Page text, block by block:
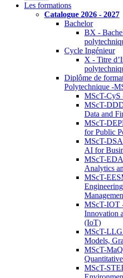
Les formations
Catalogue 2026 - 2027
Bachelor
BX -
Cycle Ingénieur
X - Titre
Diplôme de
Polytechnique -
MScT-CyS
MScT-
Data and
MScT-
for Public
MScT-
AI for
MScT-
Analytics
MScT-
MScT-IOT
Innovation
(IoT)
MScT-
Models,
MScT-
MScT-